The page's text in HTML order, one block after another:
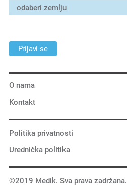
©2019 Medik. Sva prava zadržana.
O nama
Kontakt
Politika privatnosti
Urednička politika
Prijavi se